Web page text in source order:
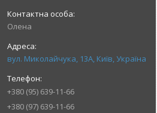
Олена
вул. Миколайчука, 13А, Київ, Україна
+380 (95) 639-11-66
+380 (97) 639-11-66